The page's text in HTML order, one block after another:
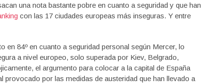
una nota bastante pobre en cuanto a seguridad y que han
con las 17 ciudades europeas más inseguras. Y entre
en 84º en cuanto a seguridad personal según Mercer, lo
a nivel europeo, solo superada por Kiev, Belgrado,
el argumento para colocar a la capital de España
provocado por las medidas de austeridad que han llevado a